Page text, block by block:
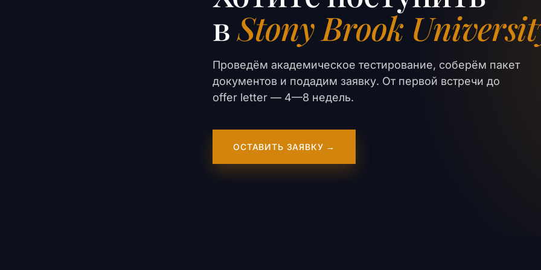
вStony Brook
Проведём академическое тестирование, соберём пакет
документов и подадим заявку. От первой встречи до
offer letter — 4—8 недель.
ОСТАВИТЬ ЗАЯВКУ →